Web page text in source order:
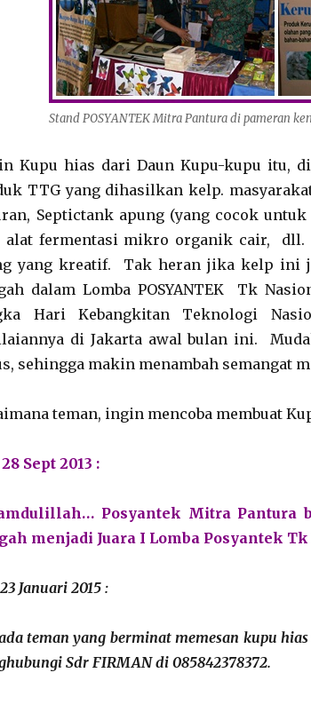
Stand POSYANTEK Mitra Pantura di pameran
Kupu hias dari Daun Kupu-kupu itu,
TTG yang dihasilkan kelp.
Septictank apung (yang cocok
alat fermentasi mikro organik cair, dll.
yang kreatif. Tak heran jika kelp ini
dalam Lomba POSYANTEK Tk
Hari Kebangkitan Teknologi
di Jakarta awal bulan ini.
sehingga makin menambah semangat
teman, ingin mencoba membuat
Sept 2013 :
Posyantek Mitra Pantura
menjadi Juara I Lomba Posyantek
Januari 2015 :
teman yang berminat memesan kupu
Sdr FIRMAN di 085842378372.